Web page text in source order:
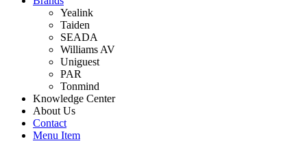
Yealink
Taiden
SEADA
Williams AV
Uniguest
PAR
Tonmind
Knowledge Center
About Us
Contact
Menu Item